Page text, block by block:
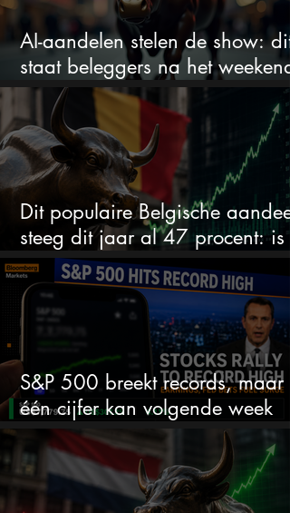
AI-aandelen stelen de show: dit
staat beleggers na het weekend
te wachten
Dit populaire Belgische aandeel
steeg dit jaar al 47 procent: is
ruimte voor meer?
S&P 500 breekt records, maar
één cijfer kan volgende week
alles veranderen